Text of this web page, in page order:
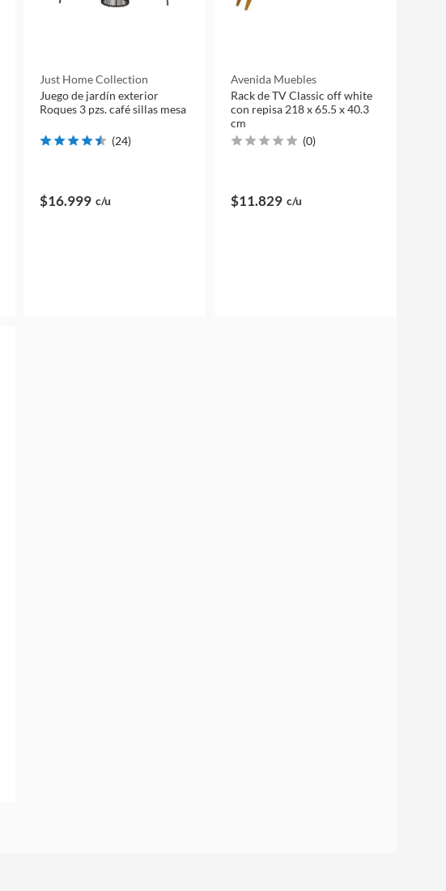
Just Home Collection
Juego de jardín exterior
Roques 3 pzs. café sillas mesa
(24)
$16.999 c/u
Avenida Muebles
Rack de TV Classic off white
con repisa 218 x 65.5 x 40.3
cm
(0)
$11.829 c/u